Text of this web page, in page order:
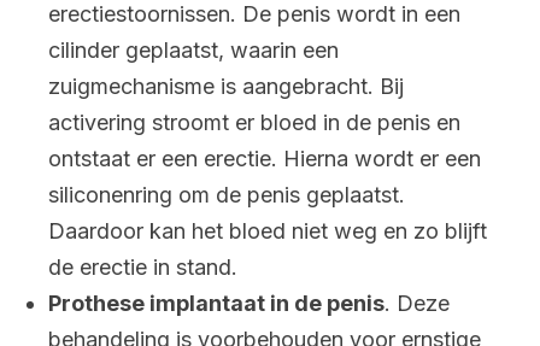
erectiestoornissen. De penis wordt in een
cilinder geplaatst, waarin een
zuigmechanisme is aangebracht. Bij
activering stroomt er bloed in de penis en
ontstaat er een erectie. Hierna wordt er een
siliconenring om de penis geplaatst.
Daardoor kan het bloed niet weg en zo blijft
de erectie in stand.
Prothese implantaat in de penis. Deze
behandeling is voorbehouden voor ernstige